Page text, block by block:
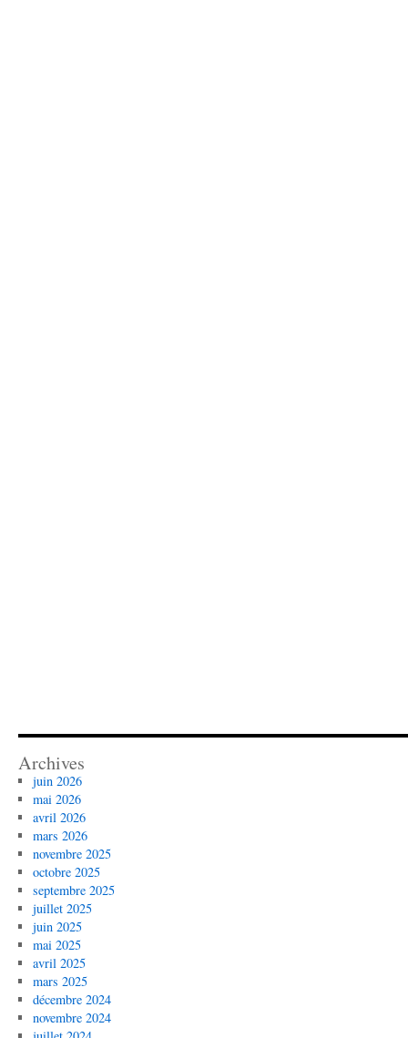
Archives
juin 2026
mai 2026
avril 2026
mars 2026
novembre 2025
octobre 2025
septembre 2025
juillet 2025
juin 2025
mai 2025
avril 2025
mars 2025
décembre 2024
novembre 2024